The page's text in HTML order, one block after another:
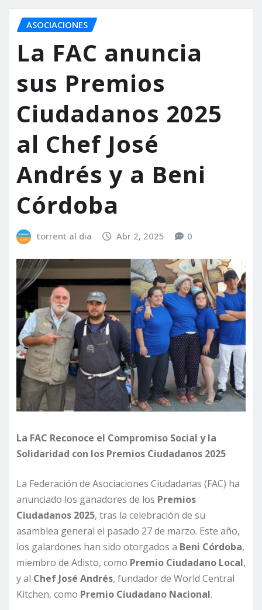
ASOCIACIONES
La FAC anuncia
sus Premios
Ciudadanos 2025
al Chef José
Andrés y a Beni
Córdoba
torrent al dia Abr 2, 2025 0
La FAC Reconoce el Compromiso Social y la
Solidaridad con los Premios Ciudadanos 2025
La Federación de Asociaciones Ciudadanas (FAC) ha
anunciado los ganadores de los Premios
Ciudadanos 2025, tras la celebración de su
asamblea general el pasado 27 de marzo. Este año,
los galardones han sido otorgados a Beni Córdoba,
miembro de Adisto, como Premio Ciudadano Local,
y al Chef José Andrés, fundador de World Central
Kitchen, como Premio Ciudadano Nacional.